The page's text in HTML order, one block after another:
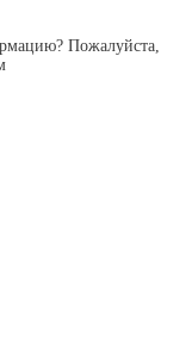
Пожалуйста,